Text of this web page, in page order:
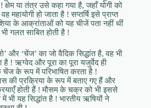
क्षेम या तंत्र उसे कहा गया है, जहाँ योगी को
महायोगी हो जाता है ! सप्तर्षि इसे प्राप्त
के आक्रांताओं को यह चीजें पता नहीं थीं
गलत साबित होती है !
और ‘चेंज’ का जो वैदिक सिद्धांत है, वह भी
है ! ऋग्वेद और पूरा का पूरा यजुर्वेद ही
चेंज के रूप में परिभाषित करता है !
की प्रक्रिया के रूप में बताए गए हैं और
होती हैं ! मौसम के चक्र को भी इससे
भी यह सिद्धांत है ! भारतीय ऋषियों ने